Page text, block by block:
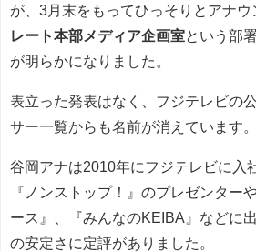
が、3月末をもってひっそりとアナウ
レート本部メディア企画室という部
が明らかになりました。
表立った発表はなく、フジテレビの
サー一覧からも名前が消えています。
谷岡アナは2010年にフジテレビに入
『ノンストップ！』のプレゼンター
ース』、『みんなのKEIBA』などに
の安定さに定評がありました。